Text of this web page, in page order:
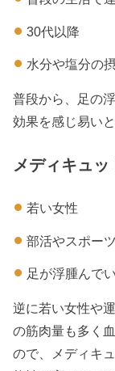
30代以降
水分や塩分の
普段から、足の
効果を感じ易い
メディキュ
若い女性
部活やスポー
足が浮腫んで
逆に若い女性や
の筋肉量も多く
ので、メディキ